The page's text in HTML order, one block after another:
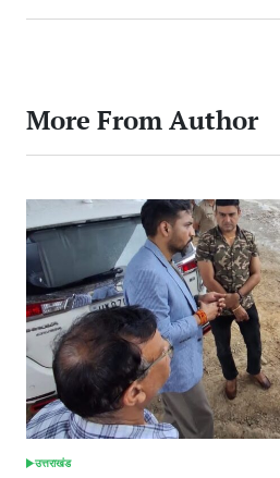
More From Author
POSTED
उत्तराखंड